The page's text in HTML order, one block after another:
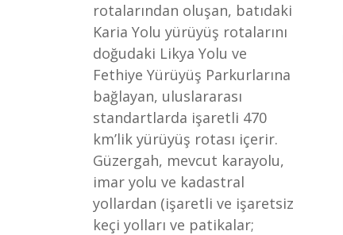
rotalarından oluşan, batıdaki
Karia Yolu yürüyüş rotalarını
doğudaki Likya Yolu ve
Fethiye Yürüyüş Parkurlarına
bağlayan, uluslararası
standartlarda işaretli 470
km’lik yürüyüş rotası içerir.
Güzergah, mevcut karayolu,
imar yolu ve kadastral
yollardan (işaretli ve işaretsiz
keçi yolları ve patikalar;